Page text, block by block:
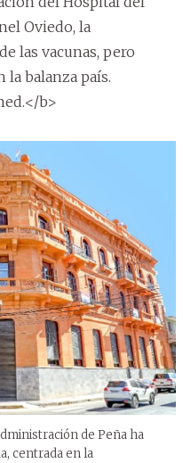
Oviedo, la
las vacunas, pero
balanza país.
b>
de Peña ha
centrada en la